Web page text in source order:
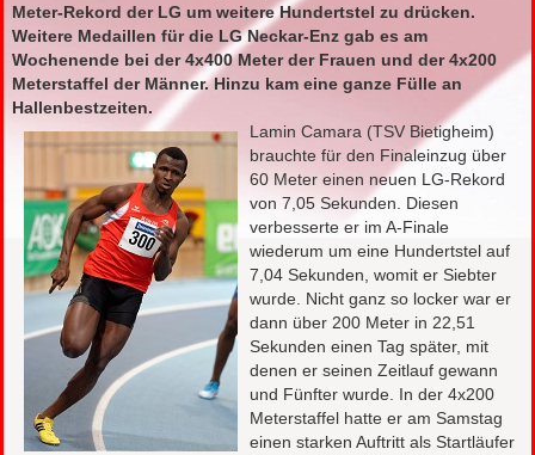
Meter-Rekord der LG um weitere Hundertstel zu drücken.
Weitere Medaillen für die LG Neckar-Enz gab es am
Wochenende bei der 4x400 Meter der Frauen und der 4x200
Meterstaffel der Männer. Hinzu kam eine ganze Fülle an
Hallenbestzeiten.
Lamin Camara (TSV Bietigheim)
brauchte für den Finaleinzug über
60 Meter einen neuen LG-Rekord
von 7,05 Sekunden. Diesen
verbesserte er im A-Finale
wiederum um eine Hundertstel auf
7,04 Sekunden, womit er Siebter
wurde. Nicht ganz so locker war er
dann über 200 Meter in 22,51
Sekunden einen Tag später, mit
denen er seinen Zeitlauf gewann
und Fünfter wurde. In der 4x200
Meterstaffel hatte er am Samstag
einen starken Auftritt als Startläufer